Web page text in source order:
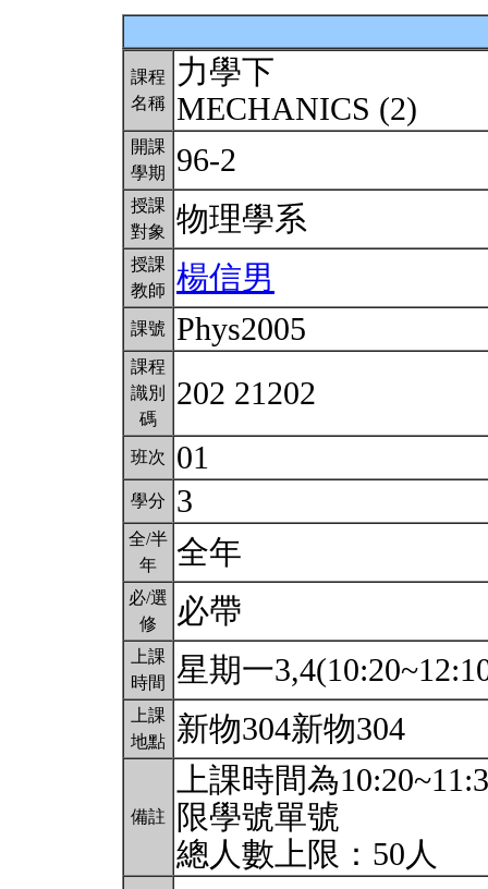
課程
名稱
力學下
MECHANICS (2)
開課
學期
96-2
授課
對象
物理學系
授課
教師
楊信男
課號 Phys2005
課程
識別
碼
202 21202
班次 01
學分 3
全/半
年
全年
必/選
修
必帶
上課
時間
星期一
上課
地點
新物304新物304
備註
上課時間為
限學號單號
總人數上限：50人